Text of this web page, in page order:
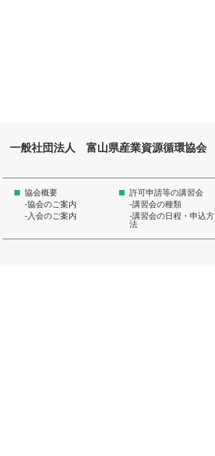
一般社団法人 富山県産業資源循環協会
協会概要
-協会のご案内
-入会のご案内
許可申請等の講習会
-講習会の種類
-講習会の日程・申込方
法